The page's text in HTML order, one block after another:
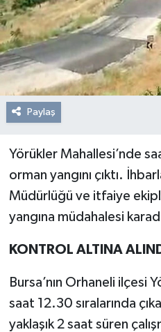
Paylaş
Yörükler Mahallesi’nde
orman yangını çıktı.
Müdürlüğü ve itfaiye
yangına müdahalesi
KONTROL ALTINA
Bursa’nın Orhaneli ilçesi
saat 12.30 sıralarında
yaklaşık 2 saat süren
Resmi Reklam
Röportajlar